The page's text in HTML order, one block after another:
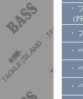
・
（
・
・
・
・